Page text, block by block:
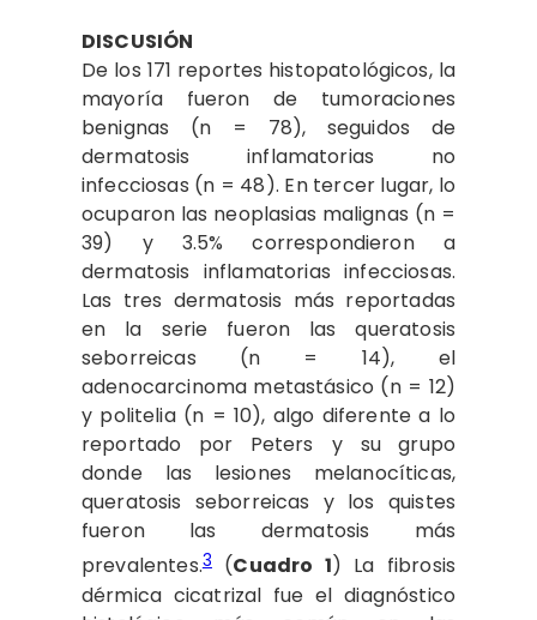
DISCUSIÓN
De los 171 reportes histopatológicos, la
mayoría fueron de tumoraciones
benignas (n = 78), seguidos de
dermatosis inflamatorias no
infecciosas (n = 48). En tercer lugar, lo
ocuparon las neoplasias malignas (n =
39) y 3.5% correspondieron a
dermatosis inflamatorias infecciosas.
Las tres dermatosis más reportadas
en la serie fueron las queratosis
seborreicas (n = 14), el
adenocarcinoma metastásico (n = 12)
y politelia (n = 10), algo diferente a lo
reportado por Peters
y su grupo
donde las lesiones melanocíticas,
queratosis seborreicas y los quistes
fueron las dermatosis más
prevalentes.3(Cuadro 1) La fibrosis
dérmica cicatrizal fue el diagnóstico